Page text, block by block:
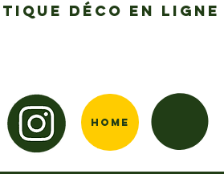
déco en ligne
Home